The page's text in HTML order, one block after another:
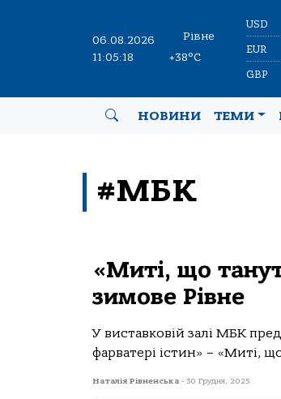
06.08.2026
11:05:18
Рівне
+38°C
USD
EUR
GBP
НОВИНИ ТЕМИ
#МБК
«Миті, що
зимове Рівне
У виставковій залі МБК
фарватері істин» – «Миті,
Наталія Рівненська - 30 Грудня, 2025